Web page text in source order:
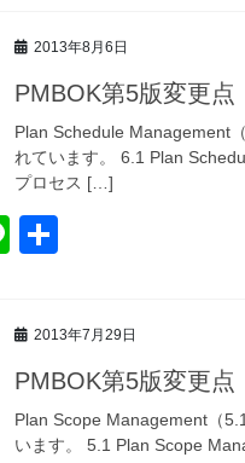
2013年8月6日
PMBOK第5版変更
Plan Schedule Management
れています。 6.1 Plan
プロセス […]
Li
2013年7月29日
PMBOK第5版変更
Plan Scope Management（
います。 5.1 Plan Scope